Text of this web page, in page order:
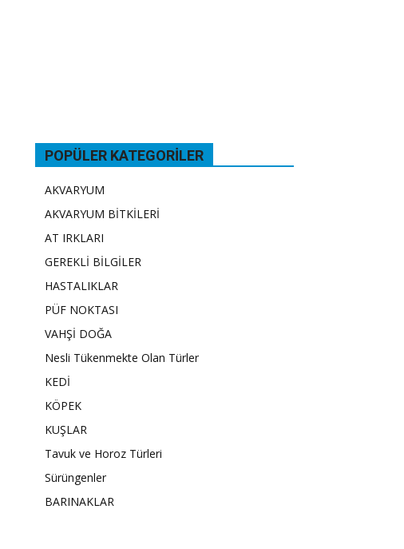
POPÜLER KATEGORILER
AKVARYUM
AKVARYUM BİTKİLERİ
AT IRKLARI
GEREKLİ BİLGİLER
HASTALIKLAR
PÜF NOKTASI
VAHŞİ DOĞA
Nesli Tükenmekte Olan Türler
KEDİ
KÖPEK
KUŞLAR
Tavuk ve Horoz Türleri
Sürüngenler
BARINAKLAR